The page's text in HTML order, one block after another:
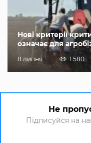
Нові критерії
означає для
8 липня 1 580
Не
Підписуйся на